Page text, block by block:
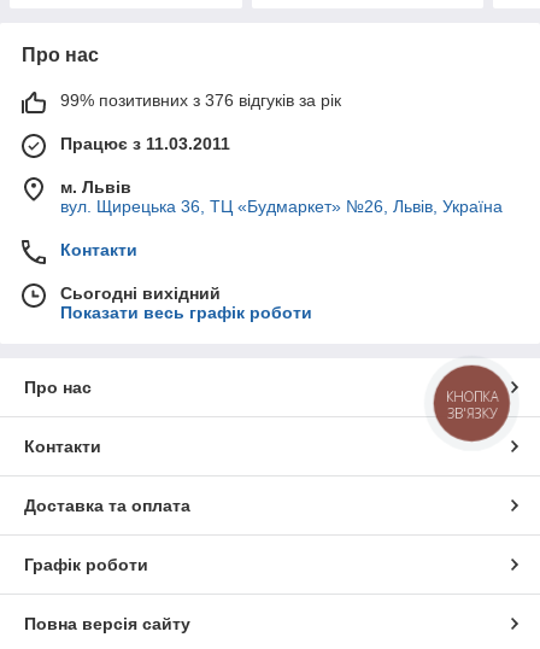
Про нас
99% позитивних з 376 відгуків за рік
Працює з 11.03.2011
м. Львів
вул. Щирецька 36, ТЦ «Будмаркет» №26, Львів, Україна
Контакти
Сьогодні вихідний
Показати весь графік роботи
Про нас
Контакти
Доставка та оплата
Графік роботи
Повна версія сайту
КНОПКА
ЗВ'ЯЗКУ